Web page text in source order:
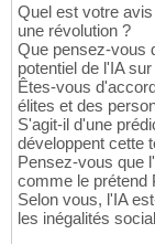
Quel est votre
une révolution ?
Que pensez-vous
potentiel de l'IA
Êtes-vous
élites et des
S'agit-il d'une
développent cette
Pensez-vous que
comme le prétend
Selon vous, l'IA
les inégalités